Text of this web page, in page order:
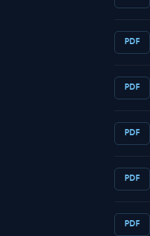
PDF
PDF
PDF
PDF
PDF